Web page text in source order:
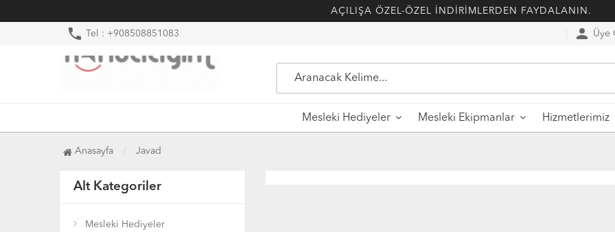
AÇILIŞA ÖZEL-ÖZEL İNDİRİMLERDEN FAYDALANIN.
phone Tel : +908508851083 person Üye
Mesleki Hediyeler Mesleki Ekipmanlar Hizmetlerimiz
Anasayfa Javad
Alt Kategoriler
Mesleki Hediyeler